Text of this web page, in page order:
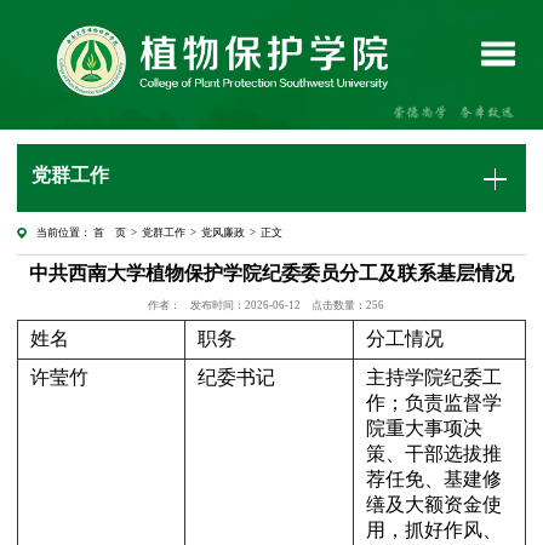
党群工作
当前位置： 首 页 >党群工作 >党风廉政 > 正文
中共西南大学植物保护学院纪委委员分工及联系基层情况
作者： 发布时间：2026-06-12 点击数量： 256
姓名 职务
分工情况
许莹竹
纪委书记
主持学院纪委工
作；负责监督学
院重大事项决
策、干部选拔推
荐任免、基建修
缮及大额资金使
用，抓好作风、